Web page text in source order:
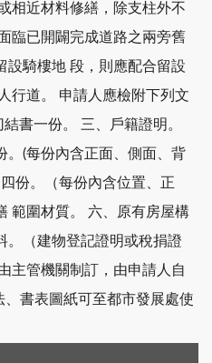
相近材料修繕，除支柱外不
臨已開闢完成道路之兩旁舊
設騎樓地 段，則應配合留設
行道。 申請人應檢附下列文
書一份。 三、戶籍證明。
。(每份內含正面、側面、背
份。（每份內含位置、正
範圍材質。 六、原有房屋構
。（建物登記證明或稅捐證
管機關制訂，由申請人自
書表圖紙可至都市發展處使